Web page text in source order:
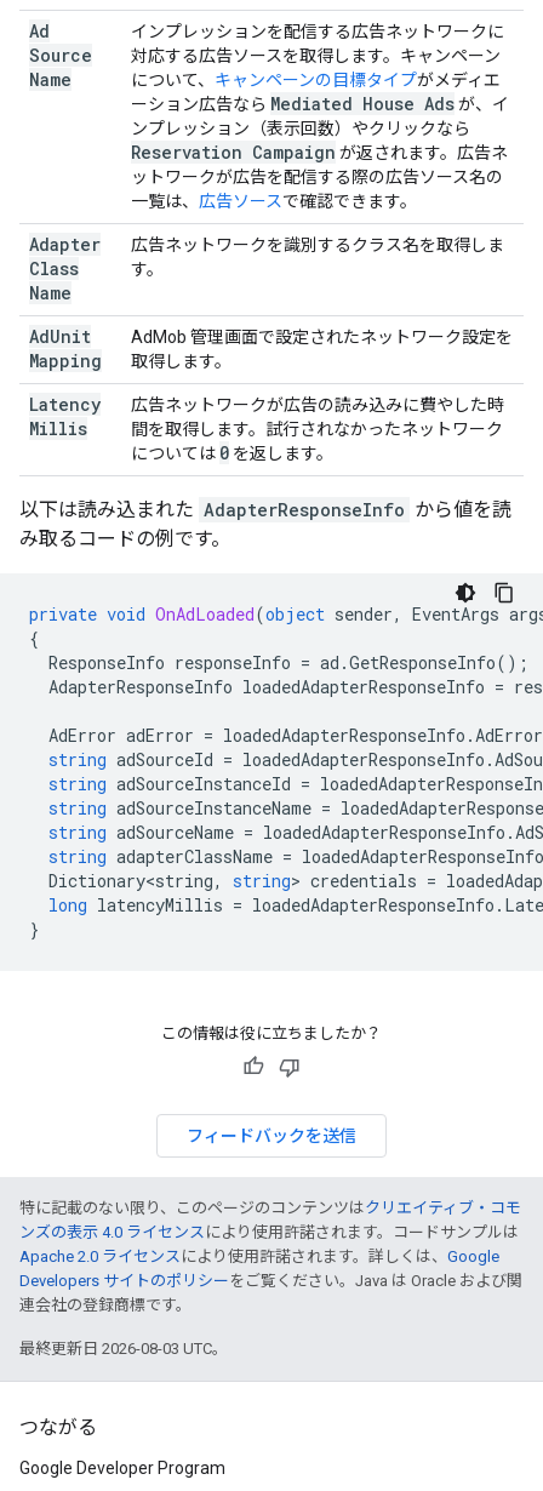
Ad
Source
Name
インプレッションを配信する広告ネットワークに
対応する広告ソースを取得します。キャンペーン
について、 キャンペーンの目標タイプがメディエ
ーション広告なら Mediated House Adsが、イ
ンプレッション（表示回数）やクリックなら
Reservation Campaign が返されます。広告ネ
ットワークが広告を配信する際の広告ソース名の
一覧は、 広告ソースで確認できます。
Adapter
Class
Name
広告ネットワークを識別するクラス名を取得しま
す。
AdUnit
Mapping
AdMob 管理画面で設定されたネットワーク設定を
取得します。
Latency
Millis
広告ネットワークが広告の読み込みに費やした時
間を取得します。試行されなかったネットワーク
については 0 を返します。
以下は読み込まれた AdapterResponseInfo から値を読
み取るコードの例です。
private void OnAdLoaded(object sender, EventArgs
{
ResponseInfo responseInfo = ad .GetResponseInfo();
AdapterResponseInfo loadedAdapterResponseInfo =
AdError adError = loadedAdapterResponseInfo .AdError
string adSourceId = loadedAdapterResponseInfo .
string adSourceInstanceId =
string adSourceInstanceName =
string adSourceName = loadedAdapterResponseInfo .
string adapterClassName = loadedAdapterResponseInfo
Dictionary<string, string> credentials =
long latencyMillis = loadedAdapterResponseInfo .
}
この情報は役に立ちましたか？
フィードバックを送信
特に記載のない限り、このページのコンテンツはクリエイティブ・コモ
ンズの表示 4.0 ライセンス により使用許諾されます。コードサンプルは
Apache 2.0 ライセンス により使用許諾されます。詳しくは、 Google
Developers サイトのポリシー をご覧ください。Java は Oracle および関
連会社の登録商標です。
最終更新日 2026-08-03 UTC。
つながる
Google Developer Program